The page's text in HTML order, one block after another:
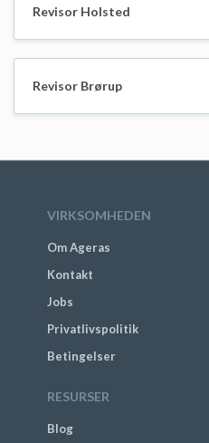
Revisor Holsted
Revisor Brørup
VIRKSOMHEDEN
Om Ageras
Kontakt
Jobs
Privatlivspolitik
Betingelser
RESURSER
Blog